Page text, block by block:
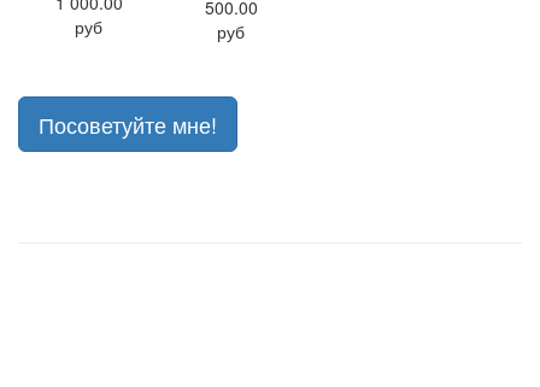
руб
500.00
руб
Посоветуйте мне!